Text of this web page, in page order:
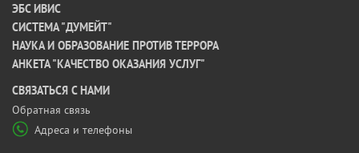
ЭБС ИВИС
СИСТЕМА "ДУМЕЙТ"
НАУКА И ОБРАЗОВАНИЕ ПРОТИВ ТЕРРОРА
АНКЕТА "КАЧЕСТВО ОКАЗАНИЯ УСЛУГ"
CВЯЗАТЬСЯ С НАМИ
Обратная связь
Адреса и телефоны